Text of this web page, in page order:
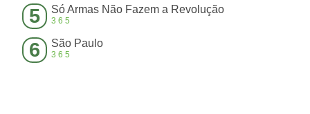
5 Só Armas Não Fazem a Revolução
365
6 São Paulo
365